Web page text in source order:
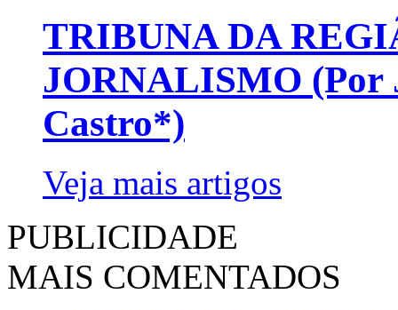
TRIBUNA DA
JORNALISMO (Por
Castro*)
Veja mais artigos
PUBLICIDADE
MAIS COMENTADOS